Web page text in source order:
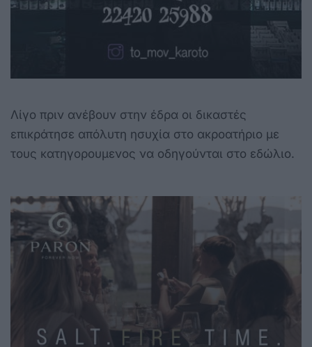
Λίγο πριν ανέβουν στην έδρα οι δικαστές
επικράτησε απόλυτη ησυχία στο ακροατήριο με
τους κατηγορουμενος να οδηγούνται στο εδώλιο.